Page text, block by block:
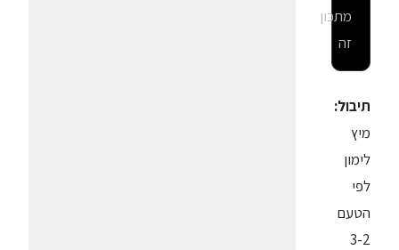
מתכון
זה
תיבול:
מיץ
לימון
לפי
הטעם
3-2